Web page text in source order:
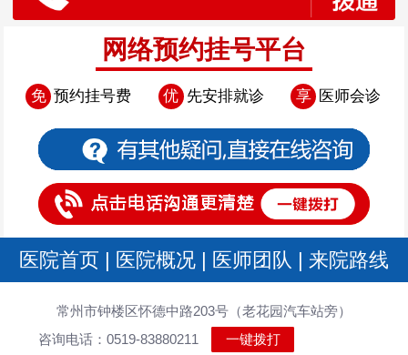
网络预约挂号平台
免 预约挂号费 优 先安排就诊 享 医师会诊
医院首页 | 医院概况 | 医师团队 | 来院路线
常州市钟楼区怀德中路203号（老花园汽车站旁）
咨询电话：0519-83880211
一键拨打